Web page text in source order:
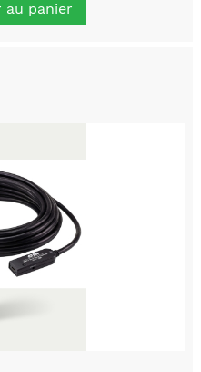
au panier